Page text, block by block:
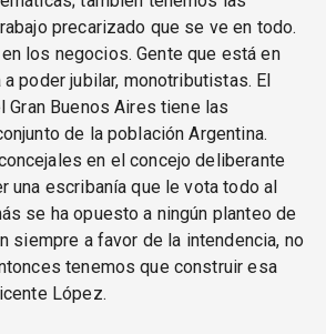
precarizado que se ve en todo.
los negocios. Gente que está en
poder jubilar, monotributistas. El
Buenos Aires tiene las
de la población Argentina.
en el concejo deliberante
una escribanía que le vota todo al
se ha opuesto a ningún planteo de
siempre a favor de la intendencia, no
tenemos que construir esa
López.